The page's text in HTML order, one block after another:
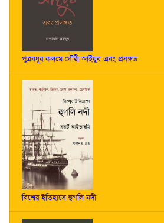
পুত্রবধূর কলমে গৌরী আইয়ুব এবং প্রসঙ্গত
বিশ্বের ইতিহাসে হুগলি নদী